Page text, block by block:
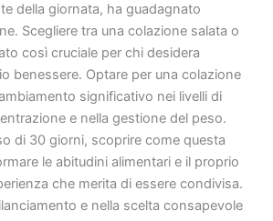
della giornata, ha guadagnato
Scegliere tra una colazione salata o
così cruciale per chi desidera
benessere. Optare per una colazione
significativo nei livelli di
e nella gestione del peso.
di 30 giorni, scoprire come questa
le abitudini alimentari e il proprio
che merita di essere condivisa.
e nella scelta consapevole